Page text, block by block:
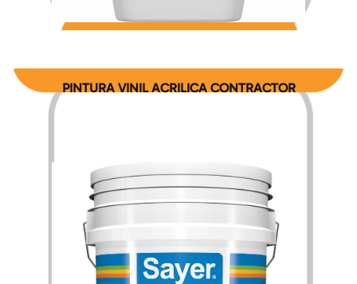
PINTURA VINIL ACRILICA CONTRACTOR